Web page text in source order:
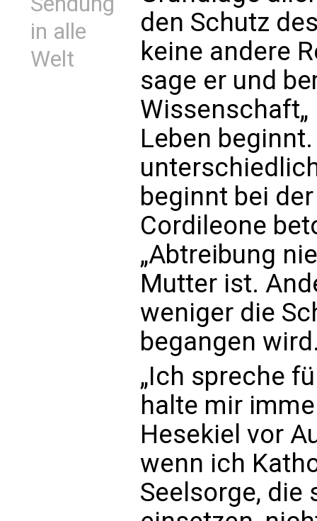
in alle
Welt
den Schutz
keine andere
sage er und
Leben
beginnt bei
Cordileone
„Abtreibung
Mutter ist.
weniger die
begangen
„Ich spreche
halte mir
Hesekiel vor
wenn ich
Seelsorge, die